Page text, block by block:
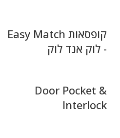
קופסאות Easy Match
- לוק אנד לוק
Door Pocket &
Interlock